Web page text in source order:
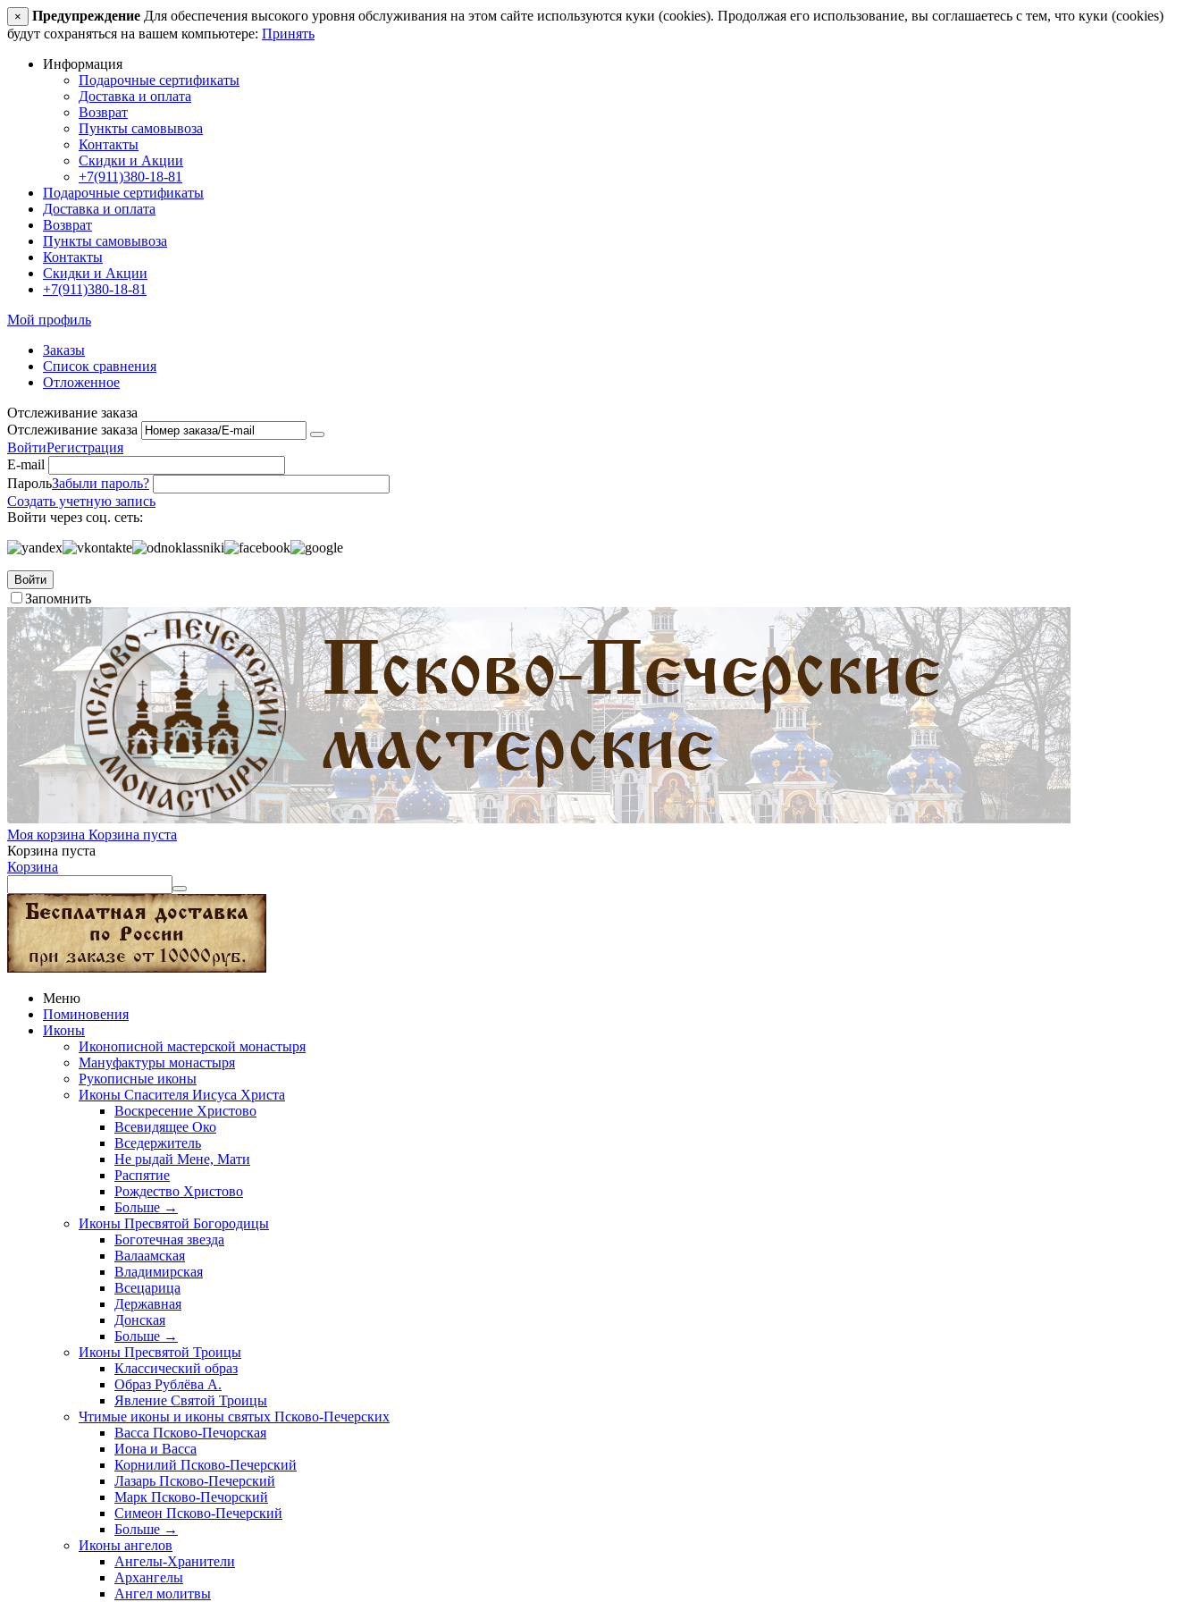
× Предупреждение Для обеспечения высокого уровня обслуживания на этом сайте используются куки (cookies). Продолжая его использование, вы соглашаетесь с тем, что куки (cookies)
будут сохраняться на вашем компьютере: Принять
Информация
Подарочные сертификаты
Доставка и оплата
Возврат
Пункты самовывоза
Контакты
Скидки и Акции
+7(911)380-18-81
Подарочные сертификаты
Доставка и оплата
Возврат
Пункты самовывоза
Контакты
Скидки и Акции
+7(911)380-18-81
Мой профиль
Заказы
Список сравнения
Отложенное
Отслеживание заказа
Отслеживание заказа
ВойтиРегистрация
E-mail
ПарольЗабыли пароль?
Создать учетную запись
Войти через соц. сеть:
Войти
Запомнить
Моя корзина Корзина пуста
Корзина пуста
Корзина
Меню
Поминовения
Иконы
Иконописной мастерской монастыря
Мануфактуры монастыря
Рукописные иконы
Иконы Спасителя Иисуса Христа
Воскресение Христово
Всевидящее Око
Вседержитель
Не рыдай Мене, Мати
Распятие
Рождество Христово
Больше →
Иконы Пресвятой Богородицы
Боготечная звезда
Валаамская
Владимирская
Всецарица
Державная
Донская
Больше →
Иконы Пресвятой Троицы
Классический образ
Образ Рублёва А.
Явление Святой Троицы
Чтимые иконы и иконы святых Псково-Печерских
Васса Псково-Печорская
Иона и Васса
Корнилий Псково-Печерский
Лазарь Псково-Печерский
Марк Псково-Печорский
Симеон Псково-Печерский
Больше →
Иконы ангелов
Ангелы-Хранители
Архангелы
Ангел молитвы